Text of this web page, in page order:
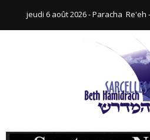
jeudi 6 août 2026 - Paracha ‪ Re'eh‬